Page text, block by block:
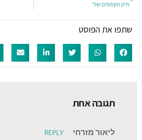
תיק הקסמים שלי
שתפו את הפוסט
תגובה אחת
ליאור מזרחי
REPLY